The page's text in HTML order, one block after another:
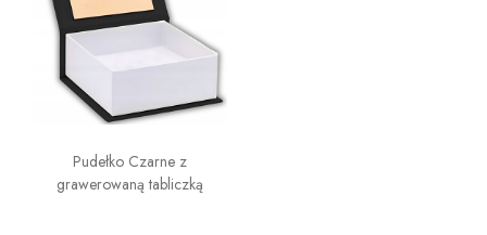
Pudełko Czarne z
grawerowaną tabliczką